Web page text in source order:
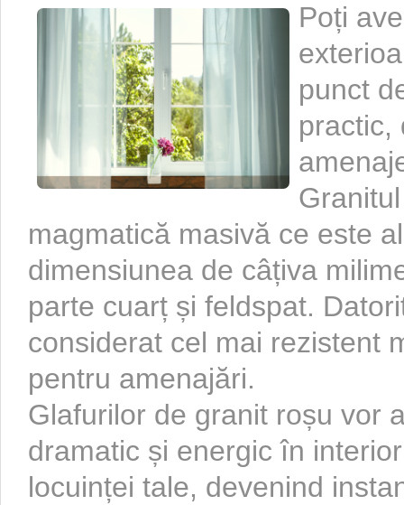
Poți
punct
practic,
magmatică masivă ce este
dimensiunea de câțiva
parte cuarț și feldspat.
considerat cel mai rezistent
pentru amenajări.
Glafurilor de granit roșu vor
dramatic și energic în
locuinței tale, devenind